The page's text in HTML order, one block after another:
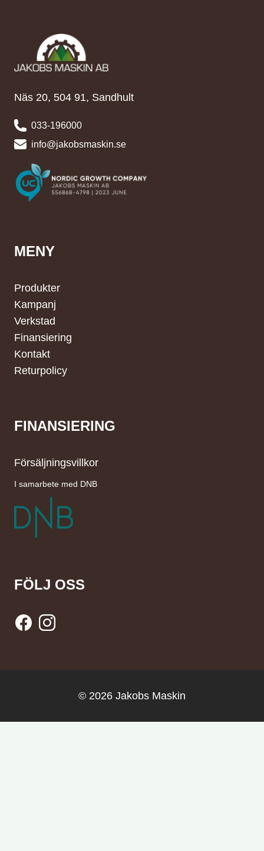
Näs 20, 504 91, Sandhult
033-196000
info@jakobsmaskin.se
MENY
Produkter
Kampanj
Verkstad
Finansiering
Kontakt
Returpolicy
FINANSIERING
Försäljningsvillkor
I samarbete med DNB
FÖLJ OSS
© 2026 Jakobs Maskin